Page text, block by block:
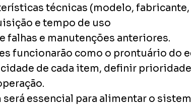
técnicas (modelo, fabricante,
e tempo de uso
falhas e manutenções anteriores.
funcionarão como o prontuário do
de cada item, definir
será essencial para alimentar o